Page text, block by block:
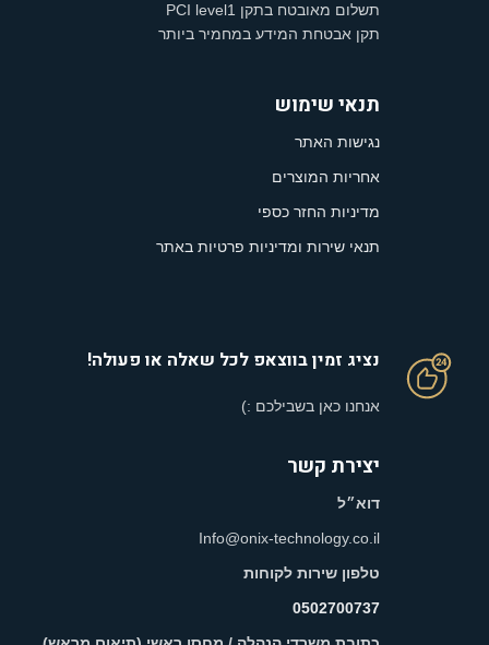
תשלום מאובטח בתקן PCI level1
תקן אבטחת המידע במחמיר ביותר
תנאי שימוש
נגישות האתר
אחריות המוצרים
מדיניות החזר כספי
תנאי שירות ומדיניות פרטיות באתר
נציג זמין בווצאפ לכל שאלה או פעולה!
אנחנו כאן בשבילכם :)
יצירת קשר
דוא״ל
Info@onix-technology.co.il
טלפון שירות לקוחות
0502700737